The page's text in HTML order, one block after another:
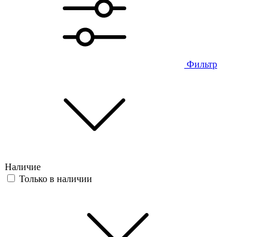
Фильтр
Наличие
Только в наличии